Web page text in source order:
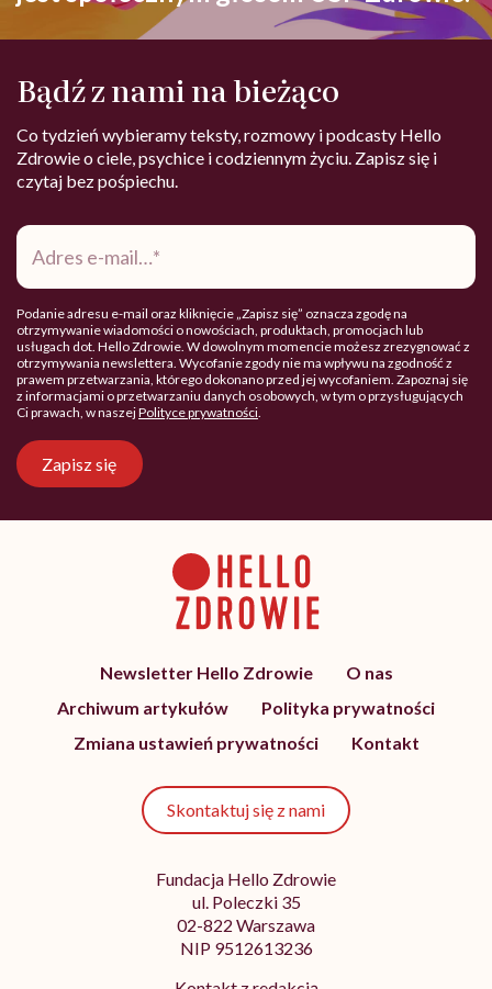
Bądź z nami na bieżąco
Co tydzień wybieramy teksty, rozmowy i podcasty Hello
Zdrowie o ciele, psychice i codziennym życiu. Zapisz się i
czytaj bez pośpiechu.
Adres
mail*
Podanie adresu e-mail oraz kliknięcie „Zapisz się” oznacza zgodę na
otrzymywanie wiadomości o nowościach, produktach, promocjach lub
usługach dot. Hello Zdrowie. W dowolnym momencie możesz zrezygnować z
otrzymywania newslettera. Wycofanie zgody nie ma wpływu na zgodność z
prawem przetwarzania, którego dokonano przed jej wycofaniem. Zapoznaj się
z informacjami o przetwarzaniu danych osobowych, w tym o przysługujących
Ci prawach, w naszejPolityce prywatności.
Zapisz się
Newsletter Hello Zdrowie
O nas
Archiwum artykułów
Polityka prywatności
Zmiana ustawień prywatności
Kontakt
Skontaktuj się z nami
Fundacja Hello Zdrowie
ul. Poleczki 35
02-822 Warszawa
NIP 9512613236